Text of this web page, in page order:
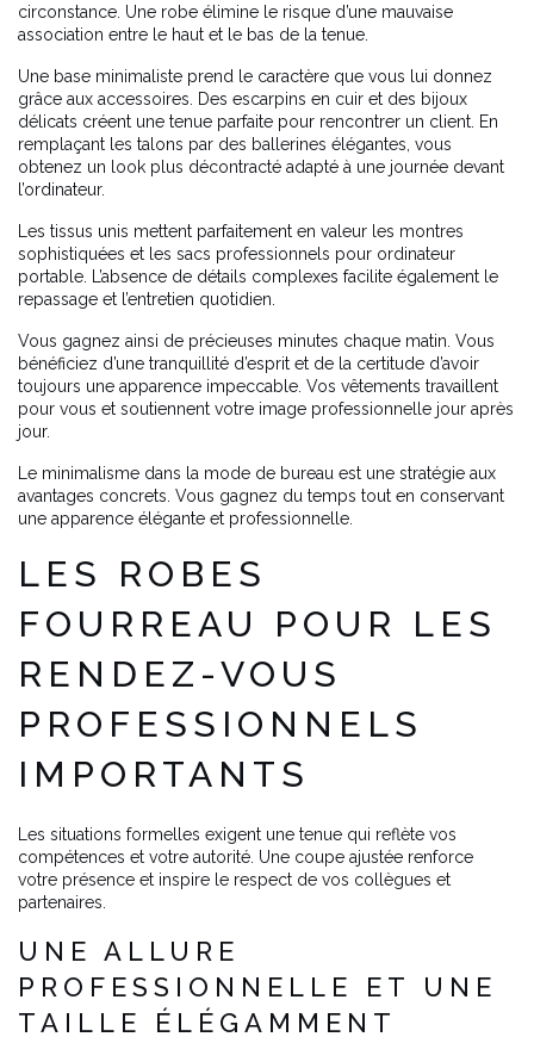
circonstance. Une robe élimine le risque d’une mauvaise
association entre le haut et le bas de la tenue.
Une base minimaliste prend le caractère que vous lui donnez
grâce aux accessoires. Des escarpins en cuir et des bijoux
délicats créent une tenue parfaite pour rencontrer un client. En
remplaçant les talons par des ballerines élégantes, vous
obtenez un look plus décontracté adapté à une journée devant
l’ordinateur.
Les tissus unis mettent parfaitement en valeur les montres
sophistiquées et les sacs professionnels pour ordinateur
portable. L’absence de détails complexes facilite également le
repassage et l’entretien quotidien.
Vous gagnez ainsi de précieuses minutes chaque matin. Vous
bénéficiez d’une tranquillité d’esprit et de la certitude d’avoir
toujours une apparence impeccable. Vos vêtements travaillent
pour vous et soutiennent votre image professionnelle jour après
jour.
Le minimalisme dans la mode de bureau est une stratégie aux
avantages concrets. Vous gagnez du temps tout en conservant
une apparence élégante et professionnelle.
LES ROBES
FOURREAU POUR LES
RENDEZ-VOUS
PROFESSIONNELS
IMPORTANTS
Les situations formelles exigent une tenue qui reflète vos
compétences et votre autorité. Une coupe ajustée renforce
votre présence et inspire le respect de vos collègues et
partenaires.
UNE ALLURE
PROFESSIONNELLE ET UNE
TAILLE ÉLÉGAMMENT